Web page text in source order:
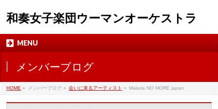
和奏女子楽団ウーマンオーケストラ
MENU
メンバーブログ
HOME » メンバーブログ » 会いに来るアーティスト » Malaria NO MORE japan